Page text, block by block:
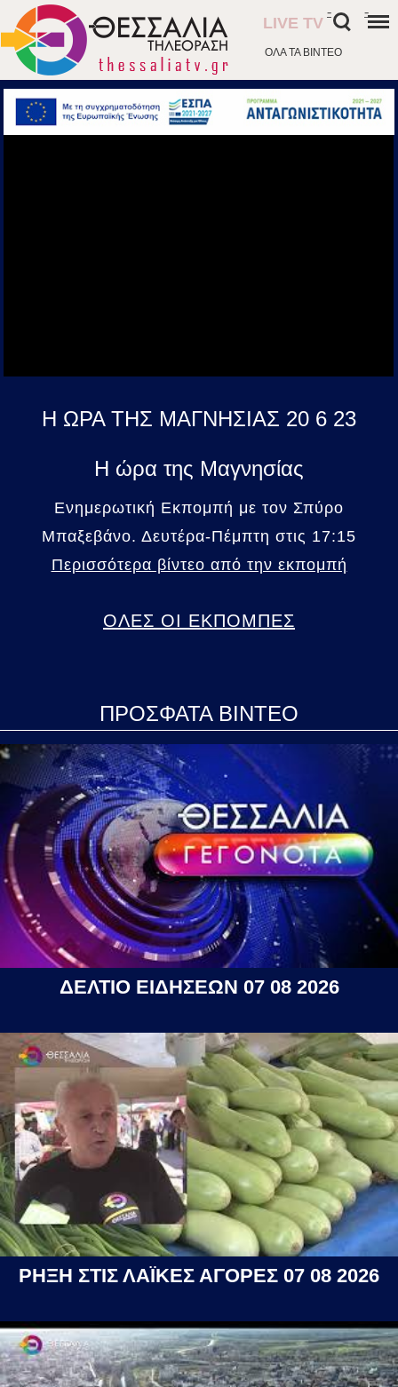
ΟΛΑ ΤΑ ΒΙΝΤΕΟ
LIVE TV
- -
Η ΩΡΑ ΤΗΣ ΜΑΓΝΗΣΙΑΣ 20 6 23
Η ώρα της Μαγνησίας
Ενημερωτική Εκπομπή με τον Σπύρο
Μπαξεβάνο. Δευτέρα-Πέμπτη στις 17:15
Περισσότερα βίντεο από την εκπομπή
ΟΛΕΣ ΟΙ ΕΚΠΟΜΠΕΣ
ΠΡΟΣΦΑΤΑ ΒΙΝΤΕΟ
ΔΕΛΤΙΟ ΕΙΔΗΣΕΩΝ 07 08 2026
ΡΗΞΗ ΣΤΙΣ ΛΑΪΚΕΣ ΑΓΟΡΕΣ 07 08 2026